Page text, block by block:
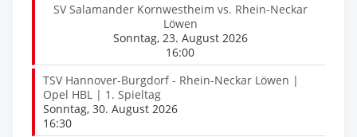
SV Salamander Kornwestheim vs. Rhein-Neckar
Löwen
Sonntag, 23. August 2026
16:00
TSV Hannover-Burgdorf - Rhein-Neckar Löwen |
Opel HBL | 1. Spieltag
Sonntag, 30. August 2026
16:30